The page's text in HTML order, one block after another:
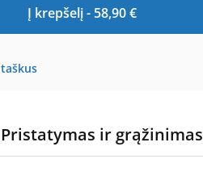
Į krepšelį - 58,90€
taškus
Pristatymas ir grąžinimas